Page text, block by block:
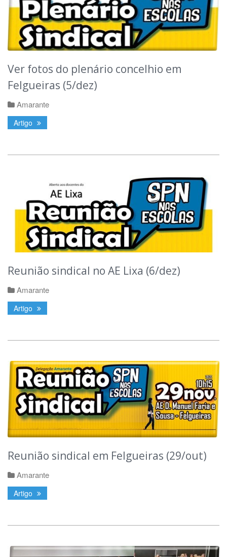
Ver fotos do plenário concelhio em
Felgueiras (5/dez)
Amarante
Artigo
Reunião sindical no AE Lixa (6/dez)
Amarante
Artigo
Reunião sindical em Felgueiras (29/out)
Amarante
Artigo